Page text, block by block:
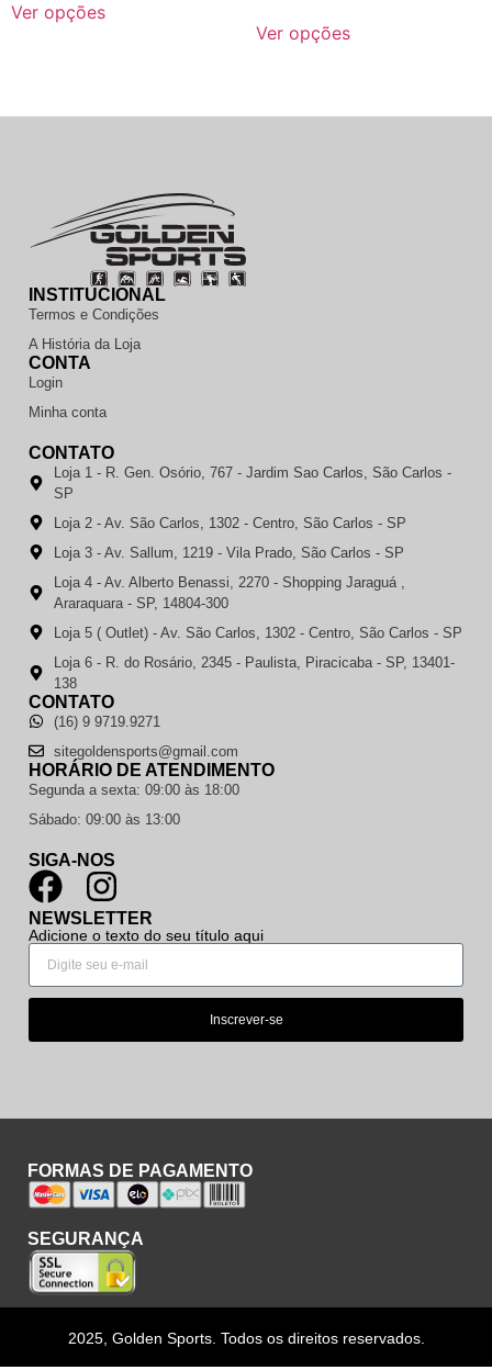
Ver opções
Ver opções
INSTITUCIONAL
Termos e Condições
A História da Loja
CONTA
Login
Minha conta
CONTATO
Loja 1 - R. Gen. Osório, 767 - Jardim Sao Carlos, São Carlos -
SP
Loja 2 - Av. São Carlos, 1302 - Centro, São Carlos - SP
Loja 3 - Av. Sallum, 1219 - Vila Prado, São Carlos - SP
Loja 4 - Av. Alberto Benassi, 2270 - Shopping Jaraguá ,
Araraquara - SP, 14804-300
Loja 5 ( Outlet) - Av. São Carlos, 1302 - Centro, São Carlos - SP
Loja 6 - R. do Rosário, 2345 - Paulista, Piracicaba - SP, 13401-
138
CONTATO
(16) 9 9719.9271
sitegoldensports@gmail.com
HORÁRIO DE ATENDIMENTO
Segunda a sexta: 09:00 às 18:00
Sábado: 09:00 às 13:00
SIGA-NOS
NEWSLETTER
Adicione o texto do seu título aqui
Inscrever-se
FORMAS DE PAGAMENTO
SEGURANÇA
2025, Golden Sports. Todos os direitos reservados.